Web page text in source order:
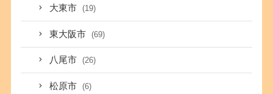
大東市 (19)
東大阪市 (69)
八尾市 (26)
松原市 (6)